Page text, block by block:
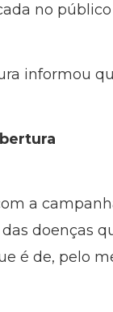
no público
informou
a
doenças
é de, pelo